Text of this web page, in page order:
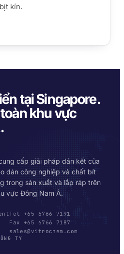
kín.
tại Singapore.
khu vực
cấp giải pháp dán kết của
dán công nghiệp và chất bít
trong sản xuất và lắp ráp trên
vực Đông Nam Á.
Tel +65 6766 7191
Fax +65 6766 7187
sales@vitrochem.com
TY